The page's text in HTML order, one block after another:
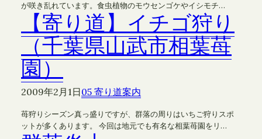
が咲き乱れています。食虫植物のモウセンゴケやイシモチ…
【寄り道】イチゴ狩り
（千葉県山武市相葉苺
園）
2009年2月1日05 寄り道案内
苺狩りシーズン真っ盛りですが、群落の周りはいちご狩りスポ
ットが多くあります。 今回は地元でも有名な相葉苺園をリ…